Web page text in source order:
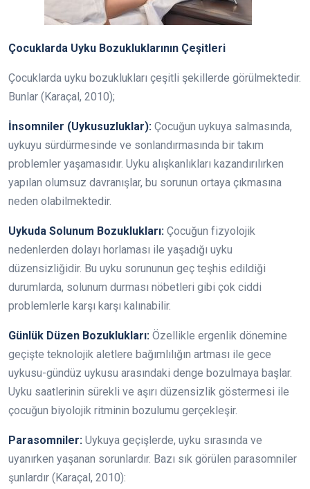
Çocuklarda Uyku Bozukluklarının Çeşitleri
Çocuklarda uyku bozuklukları çeşitli şekillerde görülmektedir.
Bunlar (Karaçal, 2010);
İnsomniler (Uykusuzluklar): Çocuğun uykuya salmasında,
uykuyu sürdürmesinde ve sonlandırmasında bir takım
problemler yaşamasıdır. Uyku alışkanlıkları kazandırılırken
yapılan olumsuz davranışlar, bu sorunun ortaya çıkmasına
neden olabilmektedir.
Uykuda Solunum Bozuklukları: Çocuğun fizyolojik
nedenlerden dolayı horlaması ile yaşadığı uyku
düzensizliğidir. Bu uyku sorununun geç teşhis edildiği
durumlarda, solunum durması nöbetleri gibi çok ciddi
problemlerle karşı karşı kalınabilir.
Günlük Düzen Bozuklukları: Özellikle ergenlik dönemine
geçişte teknolojik aletlere bağımlılığın artması ile gece
uykusu-gündüz uykusu arasındaki denge bozulmaya başlar.
Uyku saatlerinin sürekli ve aşırı düzensizlik göstermesi ile
çocuğun biyolojik ritminin bozulumu gerçekleşir.
Parasomniler: Uykuya geçişlerde, uyku sırasında ve
uyanırken yaşanan sorunlardır. Bazı sık görülen parasomniler
şunlardır (Karaçal, 2010):